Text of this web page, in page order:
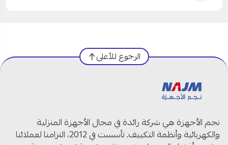
الرجوع للأعلى
نجم الأجهزة هي شركة رائدة في مجال الأجهزة المنزلية
والكهربائية وأنظمة التكييف. تأسست في 2012، التزامنا لعملائنا